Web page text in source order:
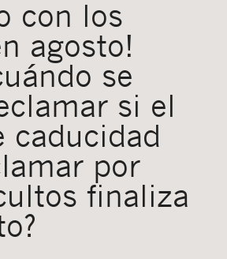
con los
agosto!
se
si el
caducidad
por
finaliza